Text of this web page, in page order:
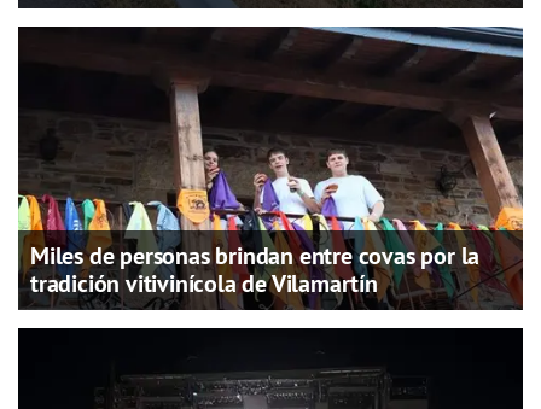
Miles de personas brindan entre covas por la
tradición vitivinícola de Vilamartín